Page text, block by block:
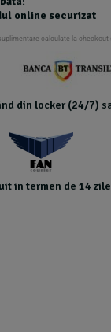
online securizat
calculate la
din locker (24/7)
in termen de 14